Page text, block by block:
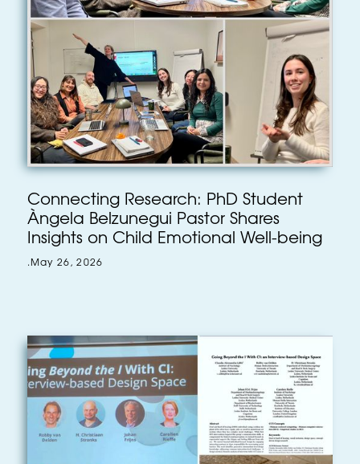
Connecting Research: PhD Student
Àngela Belzunegui Pastor Shares
Insights on Child Emotional Well-being
. May 26, 2026